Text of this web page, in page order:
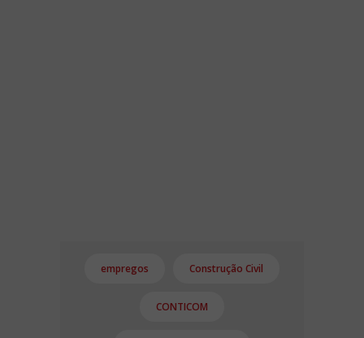
empregos Construção Civil
CONTICOM